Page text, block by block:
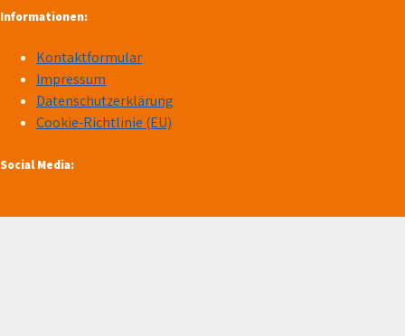
Informationen:
Kontaktformular
Impressum
Datenschutzerklärung
Cookie-Richtlinie (EU)
Social Media: